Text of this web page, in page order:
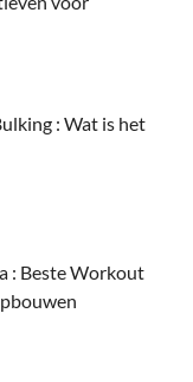
: Wat is het
: Beste Workout